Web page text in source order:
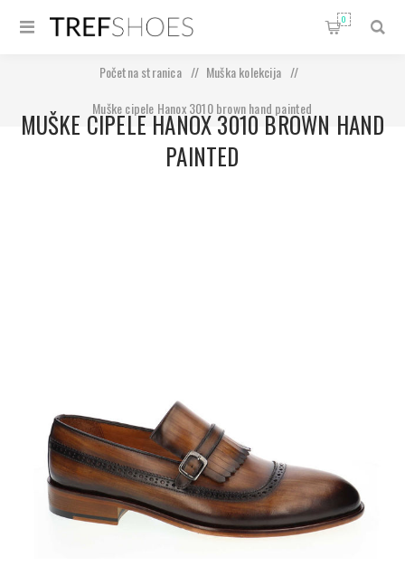
0
Početna stranica / Muška kolekcija
/
Muške cipele Hanox 3010 brown hand painted
MUŠKE CIPELE HANOX 3010 BROWN HAND
PAINTED